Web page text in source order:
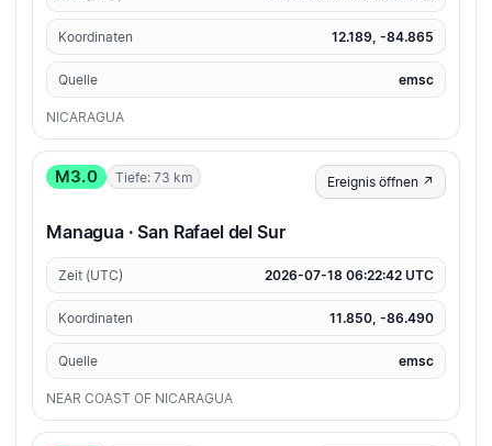
Koordinaten 12.189, -84.865
Quelle emsc
NICARAGUA
M3.0 Tiefe: 73 km Ereignis öffnen ↗
Managua · San Rafael del Sur
Zeit (UTC) 2026-07-18 06:22:42 UTC
Koordinaten 11.850, -86.490
Quelle emsc
NEAR COAST OF NICARAGUA